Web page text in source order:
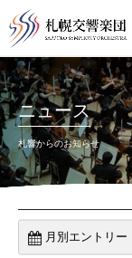
ニュース
札響からのお知らせ